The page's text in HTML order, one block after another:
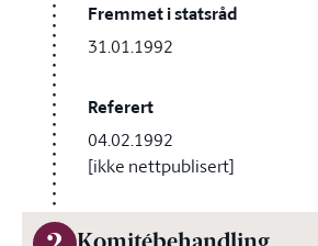
Fremmet i statsråd
31.01.1992
Referert
04.02.1992
[ikke nettpublisert]